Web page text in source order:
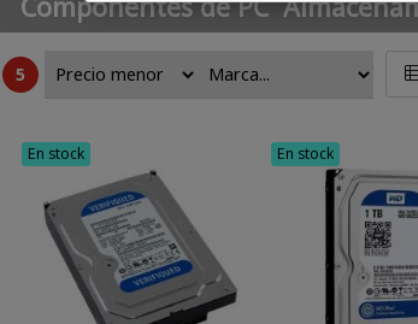
5
En stock En stock